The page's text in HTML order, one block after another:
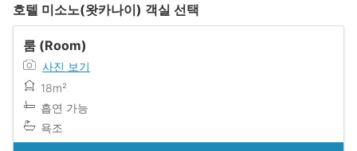
호텔 미소노(왓카나이) 객실 선택
룸 (Room)
사진 보기
18m²
흡연 가능
욕조